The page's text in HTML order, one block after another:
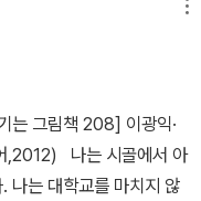
는 그림책 208] 이광익·
,2012) 나는 시골에서 아
나는 대학교를 마치지 않